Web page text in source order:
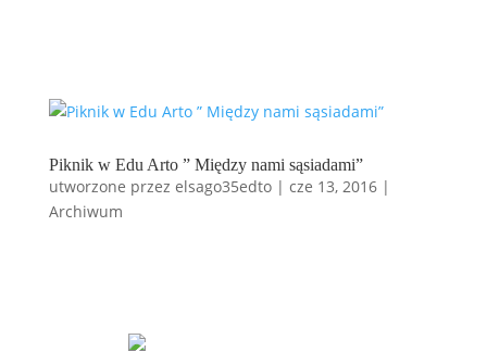
Piknik w Edu Arto ” Między nami sąsiadami”
utworzone przez elsago35edto| cze 13, 2016|
Archiwum